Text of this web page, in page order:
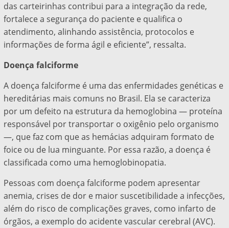
das carteirinhas contribui para a integração da rede,
fortalece a segurança do paciente e qualifica o
atendimento, alinhando assistência, protocolos e
informações de forma ágil e eficiente”, ressalta.
Doença falciforme
A doença falciforme é uma das enfermidades genéticas e
hereditárias mais comuns no Brasil. Ela se caracteriza
por um defeito na estrutura da hemoglobina — proteína
responsável por transportar o oxigênio pelo organismo
—, que faz com que as hemácias adquiram formato de
foice ou de lua minguante. Por essa razão, a doença é
classificada como uma hemoglobinopatia.
Pessoas com doença falciforme podem apresentar
anemia, crises de dor e maior suscetibilidade a infecções,
além do risco de complicações graves, como infarto de
órgãos, a exemplo do acidente vascular cerebral (AVC).